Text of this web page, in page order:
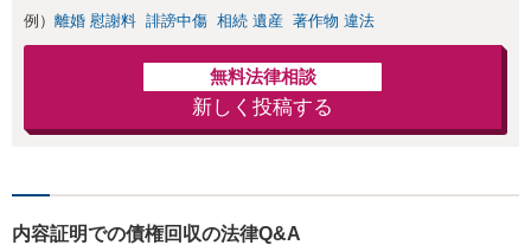
例） 離婚 慰謝料 誹謗中傷 相続 遺産 著作物 違法
無料法律相談
新しく投稿する
内容証明での債権回収の法律Q&A